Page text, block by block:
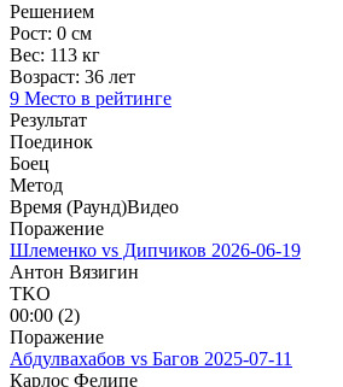
Решением
Рост: 0 см
Вес: 113 кг
Возраст: 36 лет
9 Место в рейтинге
Результат
Поединок
Боец
Метод
Время (Раунд)Видео
Поражение
Шлеменко vs Дипчиков 2026-06-19
Антон Вязигин
TKO
00:00 (2)
Поражение
Абдулвахабов vs Багов 2025-07-11
Карлос Фелипе